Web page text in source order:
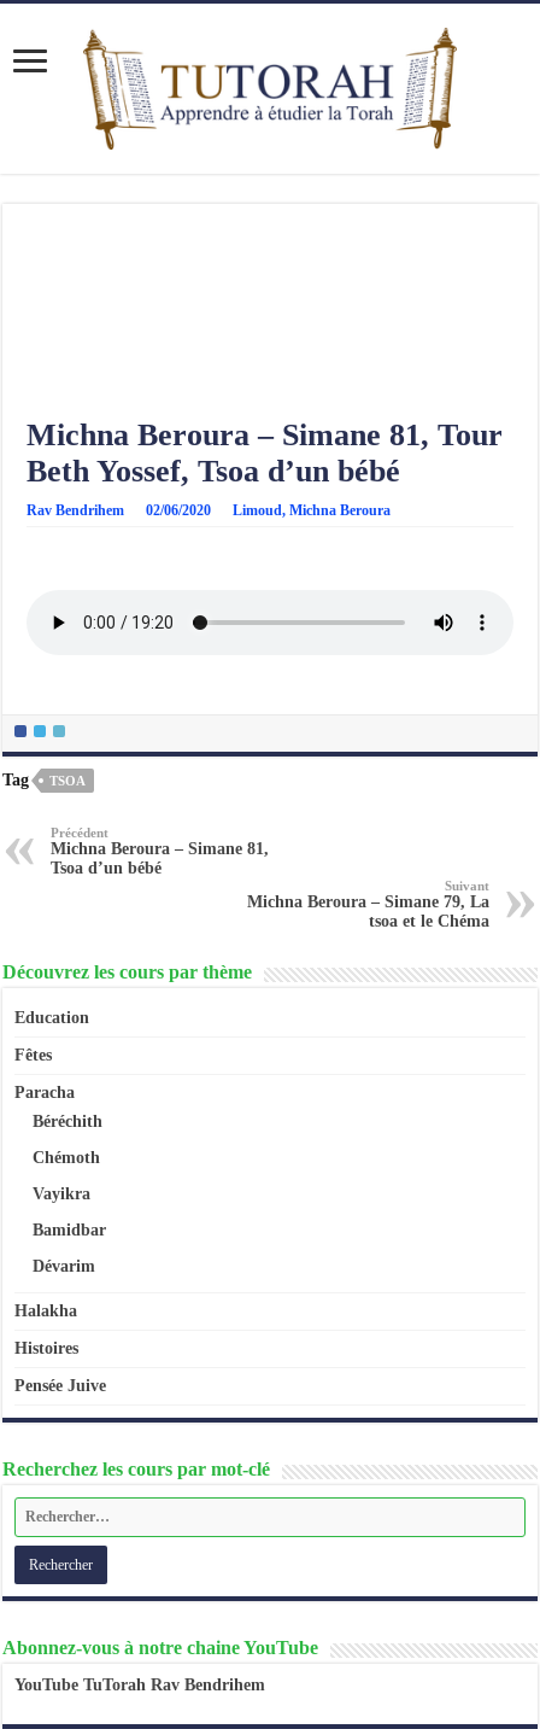
Michna Beroura – Simane 81, Tour
Beth Yossef, Tsoa d’un bébé
Rav Bendrihem 02/06/2020 Limoud,Michna Beroura
Tag TSOA
Précédent
Michna Beroura – Simane 81,
Tsoa d’un bébé
Suivant
Michna Beroura – Simane 79, La
tsoa et le Chéma
Découvrez les cours par thème
Education
Fêtes
Paracha
Béréchith
Chémoth
Vayikra
Bamidbar
Dévarim
Halakha
Histoires
Pensée Juive
Recherchez les cours par mot-clé
Abonnez-vous à notre chaine YouTube
YouTube TuTorah Rav Bendrihem